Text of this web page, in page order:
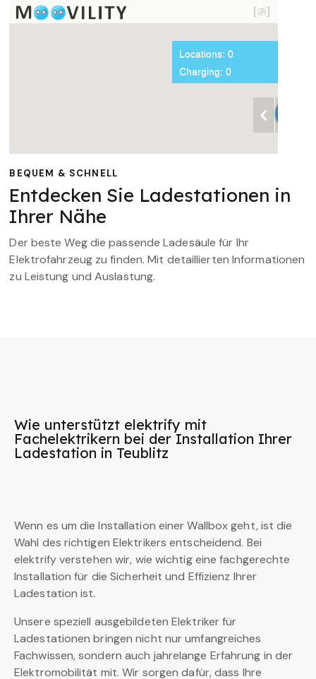
BEQUEM & SCHNELL
Entdecken Sie Ladestationen in
Ihrer Nähe
Der beste Weg die passende Ladesäule für Ihr
Elektrofahrzeug zu finden. Mit detaillierten Informationen
zu Leistung und Auslastung.
Wie unterstützt elektrify mit
Fachelektrikern bei der Installation Ihrer
Ladestation in Teublitz
Wenn es um die Installation einer Wallbox geht, ist die
Wahl des richtigen Elektrikers entscheidend. Bei
elektrify verstehen wir, wie wichtig eine fachgerechte
Installation für die Sicherheit und Effizienz Ihrer
Ladestation ist.
Unsere speziell ausgebildeten Elektriker für
Ladestationen bringen nicht nur umfangreiches
Fachwissen, sondern auch jahrelange Erfahrung in der
Elektromobilität mit. Wir sorgen dafür, dass Ihre